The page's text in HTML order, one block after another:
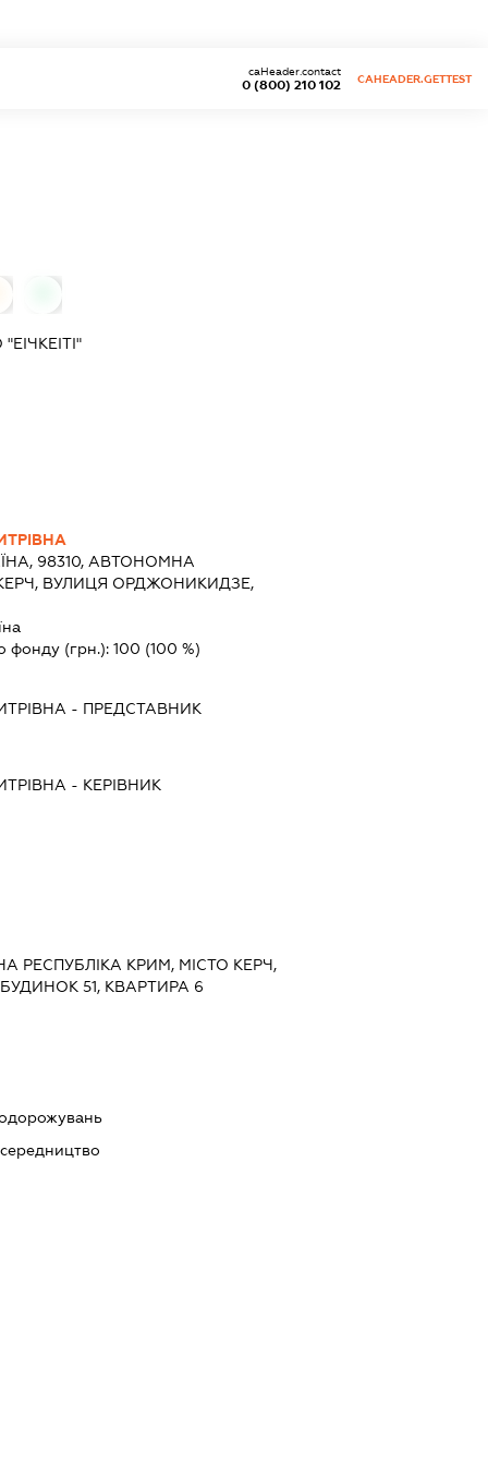
0 (800) 210 102
caHeader.contact
CAHEADER.GETTEST
98310, АВТОНОМНА
ВУЛИЦЯ ОРДЖОНИКИДЗЕ,
фонду (грн.): 100 (100 %)
- ПРЕДСТАВНИК
- КЕРІВНИК
РЕСПУБЛІКА КРИМ, МІСТО КЕРЧ,
51, КВАРТИРА 6